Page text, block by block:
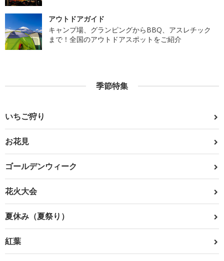
アウトドアガイド
キャンプ場、グランピングからBBQ、アスレチック
まで！全国のアウトドアスポットをご紹介
季節特集
いちご狩り
お花見
ゴールデンウィーク
花火大会
夏休み（夏祭り）
紅葉